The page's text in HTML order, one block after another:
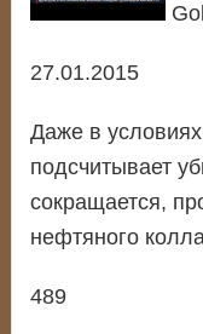
27.01.2015
Даже в
подсчитывает
сокращается,
нефтяного
489